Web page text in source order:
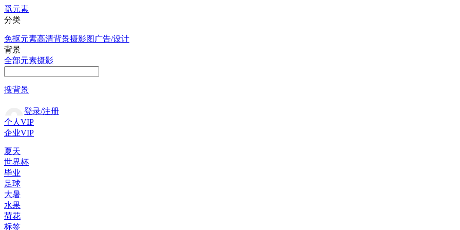
觅元素
分类
免抠元素高清背景摄影图 广告/设计
背景
全部元素摄影
搜背景
登录/注册
个人VIP
企业VIP
夏天
世界杯
毕业
足球
大暑
水果
荷花
标签